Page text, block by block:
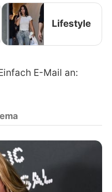
Lifestyle
E-Mail an: